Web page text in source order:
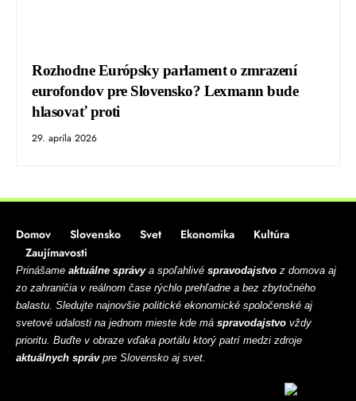
Rozhodne Európsky parlament o zmrazení
eurofondov pre Slovensko? Lexmann bude
hlasovať proti
29. apríla 2026
Domov Slovensko Svet Ekonomika
Kultúra
Zaujímavosti
Prinášame aktuálne správya spoľahlivé spravodajstvo z domova aj
zo zahraničia v reálnom čase rýchlo prehľadne a bez zbytočného
balastu. Sledujte najnovšie politické ekonomické spoločenské aj
svetové udalosti na jednom mieste kde má spravodajstvo vždy
prioritu. Buďte v obraze vďaka portálu ktorý patrí medzi zdroje
aktuálnych správpre Slovensko aj svet.